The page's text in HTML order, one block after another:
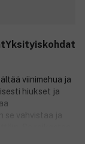
Yksityiskohdat
viinimehua ja
hiukset ja
vahvistaa ja